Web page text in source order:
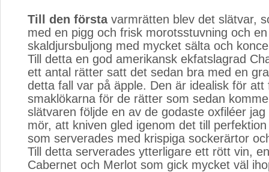
Till den förstavarmrätten blev det slätvar,
med en pigg och frisk morotsstuvning och en
skaldjursbuljong med mycket sälta och
Till detta en god amerikansk ekfatslagrad
ett antal rätter satt det sedan bra med en
detta fall var på äpple. Den är idealisk för att
smaklökarna för de rätter som sedan
slätvaren följde en av de godaste oxfiléer
mör, att kniven gled igenom det till
som serverades med krispiga sockerärtor
Till detta serverades ytterligare ett rött vin,
Cabernet och Merlot som gick mycket väl